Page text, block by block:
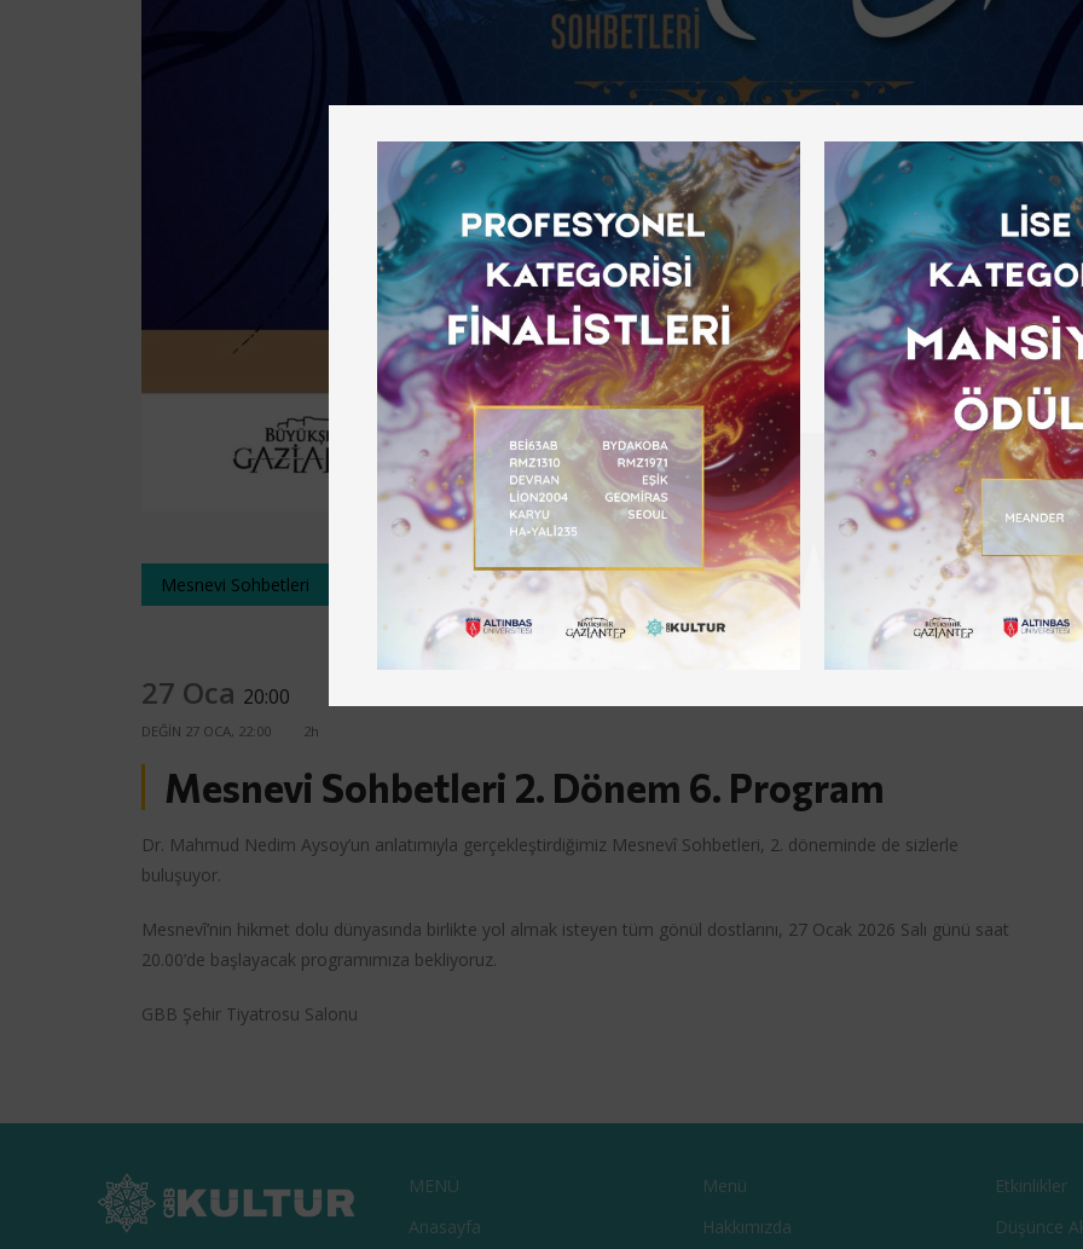
Mesnevi Sohbetleri
27 Oca 20:00
DEĞIN 27 OCA, 22:00 2h
Mesnevi Sohbetleri 2. Dönem 6. Program
Dr. Mahmud Nedim Aysoy’un anlatımıyla gerçekleştirdiğimiz Mesnevî Sohbetleri, 2. döneminde de sizlerle
buluşuyor.
Mesnevî’nin hikmet dolu dünyasında birlikte yol almak isteyen tüm gönül dostlarını, 27 Ocak 2026 Salı günü saat
20.00’de başlayacak programımıza bekliyoruz.
GBB Şehir Tiyatrosu Salonu
MENÜ
Anasayfa
Menü
Hakkımızda
Etkinlikler
Düşünce